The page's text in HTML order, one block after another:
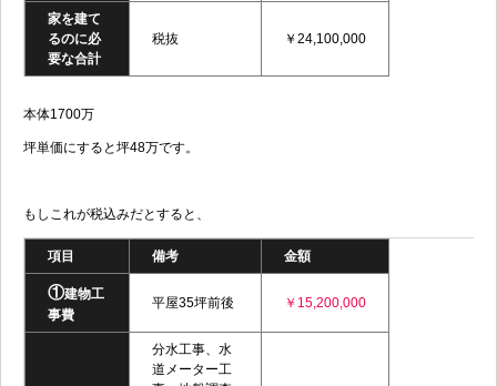
家を建て
るのに必
要な合計
税抜 ￥24,100,000
本体1700万
坪単価にすると坪48万です。
もしこれが税込みだとすると、
項目 備考 金額
①建物工
事費
平屋35坪前後 ￥15,200,000
分水工事、水
道メーター工